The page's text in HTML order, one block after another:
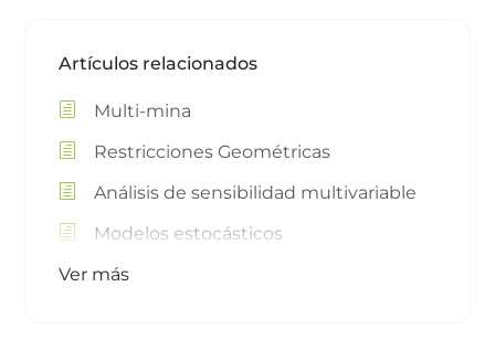
Artículos relacionados
Multi-mina
Restricciones Geométricas
Análisis de sensibilidad multivariable
Modelos estocásticos
Ver más